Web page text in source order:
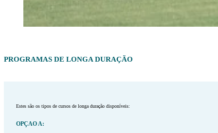
PROGRAMAS DE LONGA DURAÇÃO
Estes são os tipos de cursos de longa duração disponíveis:
OPÇAO A: